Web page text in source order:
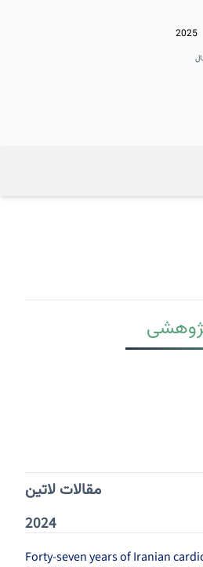
2025
مقالات لاتین
2024
Forty-seven years of Iranian